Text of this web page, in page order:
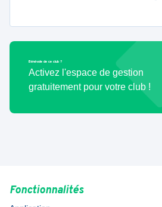
Bénévole de ce club ?
Activez l'espace de gestion
gratuitement pour votre club !
Fonctionnalités